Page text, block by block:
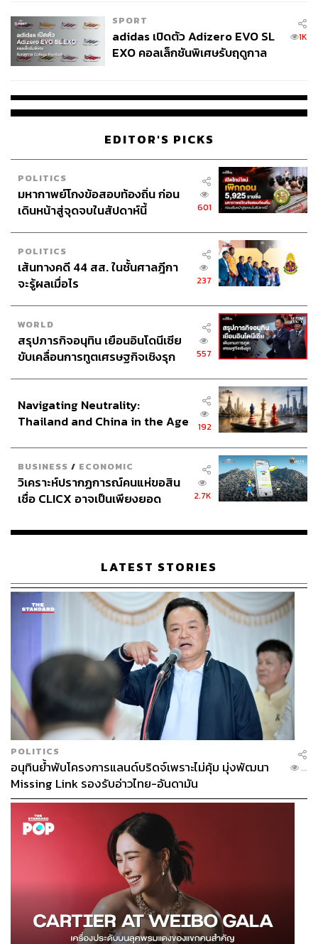
SPORT
adidas เปิดตัว Adizero EVO SL
EXO คอลเล็กชันพิเศษรับฤดูกาล
1K
EDITOR'S PICKS
POLITICS
มหากาพย์โกงข้อสอบท้องถิ่น ก่อน
เดินหน้าสู่จุดจบในสัปดาห์นี้
601
POLITICS
เส้นทางคดี 44 สส. ในชั้นศาลฎีกา
จะรู้ผลเมื่อไร
237
WORLD
สรุปภารกิจอนุทิน เยือนอินโดนีเซีย
ขับเคลื่อนการทูตเศรษฐกิจเชิงรุก
557
Navigating Neutrality:
Thailand and China in the Age
192
BUSINESS / ECONOMIC
วิเคราะห์ปรากฏการณ์คนแห่ขอสิน
เชื่อ CLICX อาจเป็นเพียงยอด
เรือนไทยที่ถูกซุกไว้
2.7K
LATEST STORIES
POLITICS
อนุทินย้ำพับโครงการแลนด์บริดจ์เพราะไม่คุ้ม มุ่งพัฒนา
Missing Link รองรับอ่าวไทย-อันดามัน
...